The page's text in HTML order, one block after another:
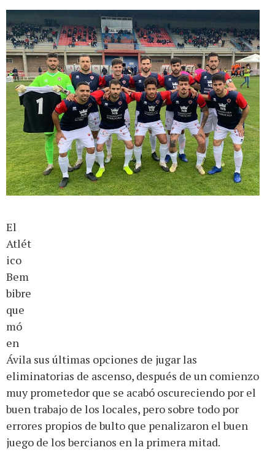
El
Atlét
ico
Bem
bibre
que
mó
en
Ávila sus últimas opciones de jugar las
eliminatorias de ascenso, después de un comienzo
muy prometedor que se acabó oscureciendo por el
buen trabajo de los locales, pero sobre todo por
errores propios de bulto que penalizaron el buen
juego de los bercianos en la primera mitad.